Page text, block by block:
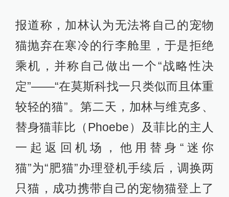
报道称，加林认为无法将自己的宠物
猫抛弃在寒冷的行李舱里，于是拒绝
乘机，并称自己做出一个“战略性决
定”——“在莫斯科找一只类似而且体重
较轻的猫”。第二天，加林与维克多、
替身猫菲比（Phoebe）及菲比的主人
一起返回机场，他用替身“迷你
猫”为“肥猫”办理登机手续后，调换两
只猫，成功携带自己的宠物猫登上了